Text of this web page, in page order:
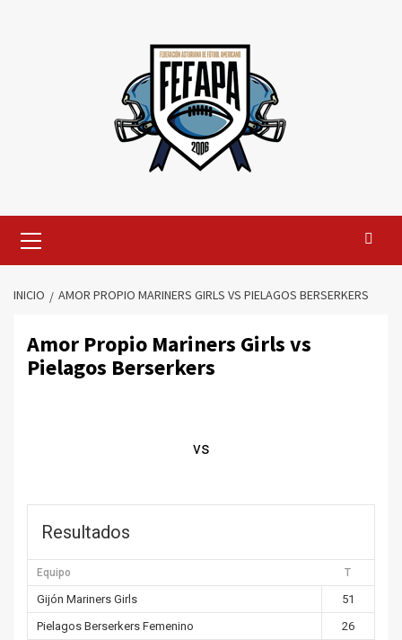
primario
INICIO AMOR PROPIO MARINERS GIRLS VS PIELAGOS BERSERKERS
Amor Propio Mariners Girls vs
Pielagos Berserkers
vs
Resultados
Equipo T
Gijón Mariners Girls
51
Pielagos Berserkers Femenino
26